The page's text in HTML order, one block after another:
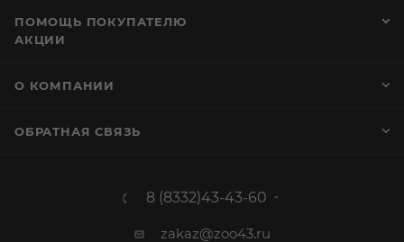
ПОМОЩЬ ПОКУПАТЕЛЮ
АКЦИИ
О КОМПАНИИ
ОБРАТНАЯ СВЯЗЬ
8 (8332)43-43-60
zakaz@zoo43.ru